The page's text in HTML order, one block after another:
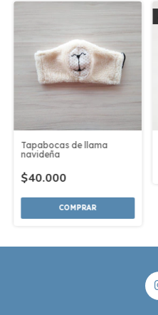
Tapabocas de llama
navideña
$40.000
COMPRAR